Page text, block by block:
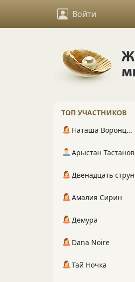
Войти
ТОП УЧАСТНИКОВ
Наташа Воронцова
Арыстан Тастанов
Двенадцать струн
Амалия Сирин
Демура
Dana Noire
Тай Ночка